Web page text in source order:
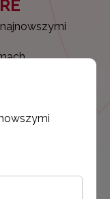
danych osobowych